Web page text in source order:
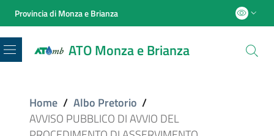
Provincia di Monza e Brianza
ATO Monza e Brianza
Menu
Home / Albo Pretorio /
AVVISO PUBBLICO DI AVVIO DEL